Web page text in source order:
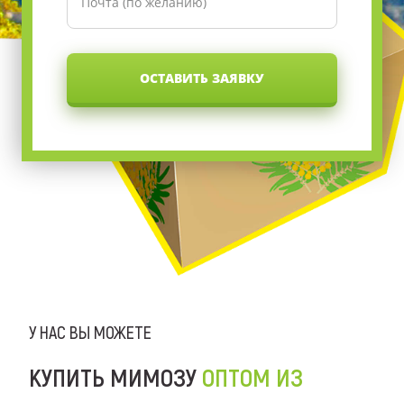
ОСТАВИТЬ ЗАЯВКУ
У НАС ВЫ МОЖЕТЕ
КУПИТЬ МИМОЗУ ОПТОМ ИЗ